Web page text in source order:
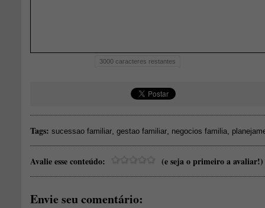
3000 caracteres restantes
Tags: sucessao familiar gestao familiar negocios familia
Avalie esse conteúdo: (e seja o primeiro a avaliar!)
Envie seu comentário: